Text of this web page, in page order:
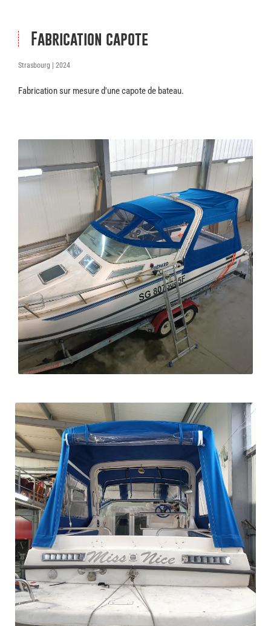
Fabrication capote
Strasbourg | 2024
Fabrication sur mesure d'une capote de bateau.